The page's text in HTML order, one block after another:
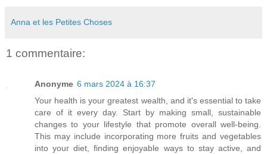
Anna et les Petites Choses
1 commentaire:
Anonyme 6 mars 2024 à 16:37
Your health is your greatest wealth, and it's essential to take
care of it every day. Start by making small, sustainable
changes to your lifestyle that promote overall well-being.
This may include incorporating more fruits and vegetables
into your diet, finding enjoyable ways to stay active, and